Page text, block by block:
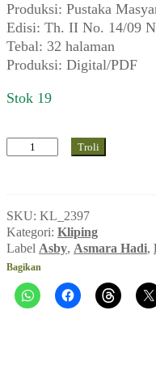
Produksi: Pustaka
Edisi: Th. II No. 14/09
Tebal: 32 halaman
Produksi: Digital/PDF
Stok 19
Kuantitas
No.
14/09
Nov
1950)
Troli
SKU: KL_2397
Kategori: Kliping
Label Asby, Asmara Hadi,
Bagikan